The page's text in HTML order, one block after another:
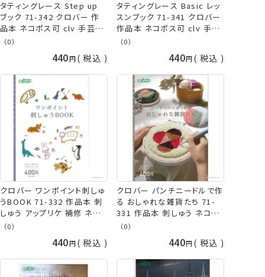
タティングレース Step up
ブック 71-342 クロバー 作
品本 ネコポス可 clv 手芸の
山久
（0）
440 税込
タティングレース Basic レッ
スンブック 71-341 クロバー
作品本 ネコポス可 clv 手芸
の山久
（0）
440 税込
クロバー ワンポイント刺しゅ
うBOOK 71-332 作品本 刺
しゅう アップリケ 補修 ネコ
ポス可 clv 手芸の山久
（0）
440 税込
クロバー パンチニードルで作
る おしゃれな雑貨たち 71-
331 作品本 刺しゅう ネコポ
ス可 clv 手芸の山久
（0）
440 税込